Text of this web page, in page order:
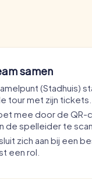
samen
(Stadhuis)
tour met zijn tickets.
mee door de QR-
de spelleider te
zich aan bij een
een rol.